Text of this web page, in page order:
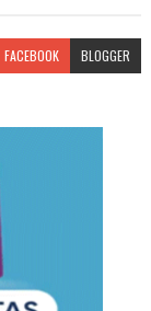
FACEBOOK BLOGGER